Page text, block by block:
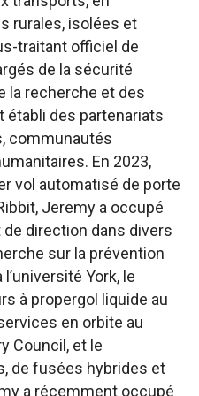
rurales, isolées et
traitant officiel de
de la sécurité
la recherche et des
établi des partenariats
communautés
En 2023,
vol automatisé de porte
Jeremy a occupé
direction dans divers
sur la prévention
York, le
à propergol liquide au
en orbite au
Council, et le
de fusées hybrides et
a récemment occupé